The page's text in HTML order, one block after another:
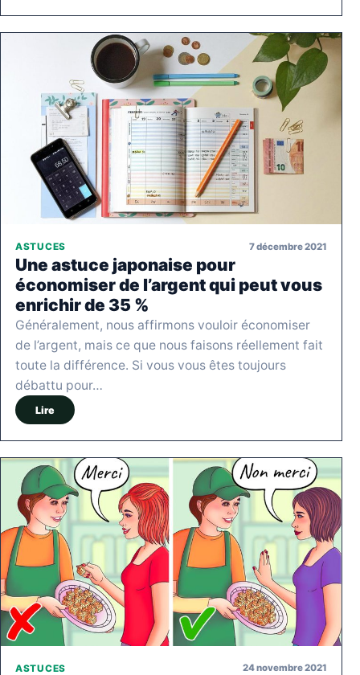
ASTUCES 7 décembre 2021
Une astuce japonaise pour
économiser de l’argent qui peut vous
enrichir de 35 %
Généralement, nous affirmons vouloir économiser
de l’argent, mais ce que nous faisons réellement fait
toute la différence. Si vous vous êtes toujours
débattu pour…
Lire
ASTUCES 24 novembre 2021